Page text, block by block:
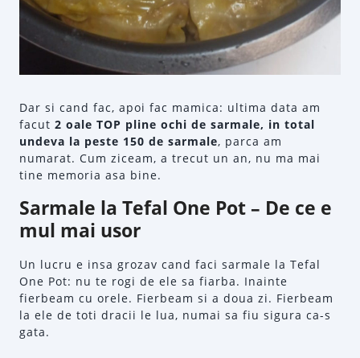
Dar si cand fac, apoi fac mamica: ultima data am
facut 2 oale TOP pline ochi de sarmale, in total
undeva la peste 150 de sarmale, parca am
numarat. Cum ziceam, a trecut un an, nu ma mai
tine memoria asa bine.
Sarmale la Tefal One Pot – De ce e
mul mai usor
Un lucru e insa grozav cand faci sarmale la Tefal
One Pot: nu te rogi de ele sa fiarba. Inainte
fierbeam cu orele. Fierbeam si a doua zi. Fierbeam
la ele de toti dracii le lua, numai sa fiu sigura ca-s
gata.